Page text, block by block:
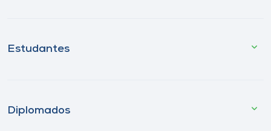
Estudantes
Diplomados